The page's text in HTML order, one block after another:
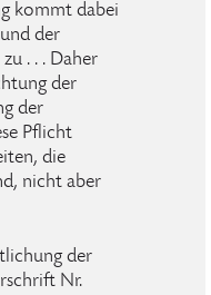
kommt dabei
der
. . . Daher
der
der
Pflicht
die
nicht aber
der
Nr.